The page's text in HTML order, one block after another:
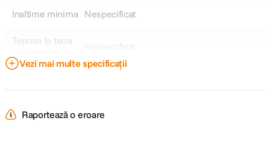
Inaltime minima Nespecificat
Tepuse la baza
strans
Tip cap trepied Nespecificat
Vezi mai multe specificații
Raportează o eroare